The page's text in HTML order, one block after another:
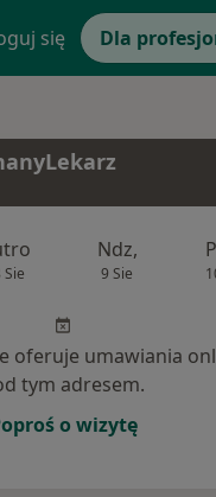
się Dla
Sie
Ndz,
9 Sie
oferuje umawiania
tym adresem.
o wizytę